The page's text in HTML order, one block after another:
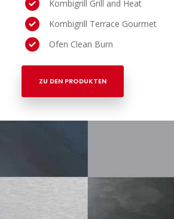
Kombigrill Grill and Heat
Kombigrill Terrace Gourmet
Ofen Clean Burn
ZU DEN PRODUKTEN